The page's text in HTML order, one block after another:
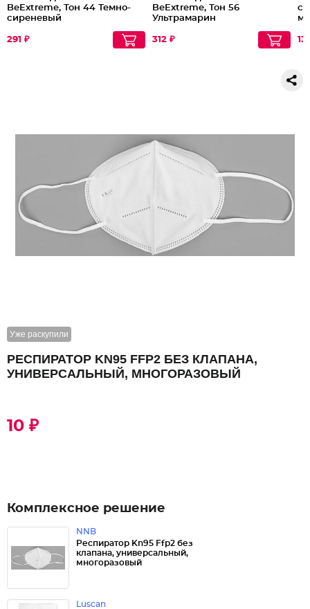
BeExtreme, Тон 44 Темно-
сиреневый
291 ₽
BeExtreme, Тон 56
Ультрамарин
312 ₽
Уже раскупили
РЕСПИРАТОР KN95 FFP2 БЕЗ КЛАПАНА,
УНИВЕРСАЛЬНЫЙ, МНОГОРАЗОВЫЙ
10 ₽
Комплексное решение
NNB
Респиратор Kn95 Ffp2 без
клапана, универсальный,
многоразовый
Luscan